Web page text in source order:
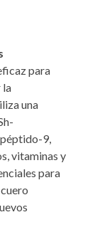
para
la
una
9,
vitaminas y
para